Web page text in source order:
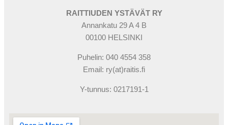
RAITTIUDEN YSTÄVÄT RY
Annankatu 29 A 4 B
00100 HELSINKI
Puhelin: 040 4554 358
Email: ry(at)raitis.fi
Y-tunnus: 0217191-1